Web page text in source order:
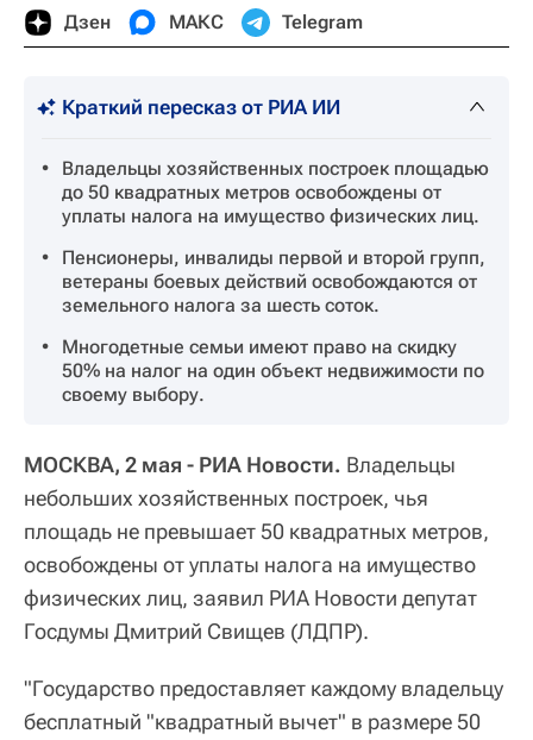
Дзен МАКС Telegram
Краткий пересказ от РИА ИИ
Владельцы хозяйственных построек площадью
до 50 квадратных метров освобождены от
уплаты налога на имущество физических лиц.
Пенсионеры, инвалиды первой и второй групп,
ветераны боевых действий освобождаются от
земельного налога за шесть соток.
Многодетные семьи имеют право на скидку
50% на налог на один объект недвижимости по
своему выбору.
МОСКВА, 2 мая - РИА Новости. Владельцы
небольших хозяйственных построек, чья
площадь не превышает 50 квадратных метров,
освобождены от уплаты налога на имущество
физических лиц, заявил РИА Новости депутат
Госдумы Дмитрий Свищев (ЛДПР).
"Государство предоставляет каждому владельцу
бесплатный "квадратный вычет" в размере 50